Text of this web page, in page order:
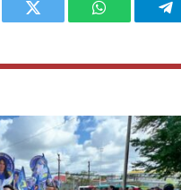
Twitter WhatsApp